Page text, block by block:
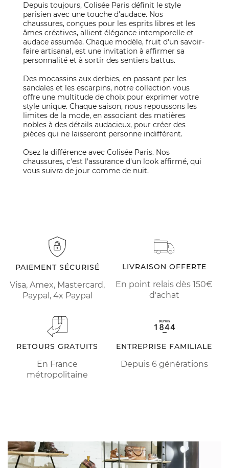
Depuis toujours, Colisée Paris définit le style
parisien avec une touche d'audace. Nos
chaussures, conçues pour les esprits libres et les
âmes créatives, allient élégance intemporelle et
audace assumée. Chaque modèle, fruit d'un savoir-
faire artisanal, est une invitation à affirmer sa
personnalité et à sortir des sentiers battus.
Des mocassins aux derbies, en passant par les
sandales et les escarpins, notre collection vous
offre une multitude de choix pour exprimer votre
style unique. Chaque saison, nous repoussons les
limites de la mode, en associant des matières
nobles à des détails audacieux, pour créer des
pièces qui ne laisseront personne indifférent.
Osez la différence avec Colisée Paris. Nos
chaussures, c'est l'assurance d'un look affirmé, qui
vous suivra de jour comme de nuit.
PAIEMENT SÉCURISÉ
Visa, Amex, Mastercard,
Paypal, 4x Paypal
LIVRAISON OFFERTE
En point relais dès 150€
d'achat
RETOURS GRATUITS
En France
métropolitaine
ENTREPRISE FAMILIALE
Depuis 6 générations